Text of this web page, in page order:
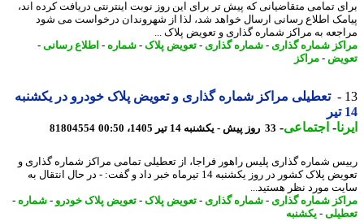
تمامی متقاضیانی که پیش تر برای این روز نوبت اینترنتی دریافت کرده اند،
اطلاع رسانی ارسال خواهد شد، لذا از شهروندان درخواست می شود
به مراکز شماره گذاری و تعویض پلاک ...
شماره گذاری- شماره گذاری- تعویض پلاک -شماره-اطلاع رسانی-
-مراکز
تعطیلی مراکز شماره گذاری و تعویض پلاک خودرو در یکشنبه
-اجتماعی-33 روز پیش - یکشنبه 14 تیر 1405، 00:50 81804554
شماره گذاری پلیس راهور فراجا، از تعطیلی تمامی مراکز شماره گذاری و
تعویض پلاک کشور در روز یکشنبه 14 تیرماه خبر داد و گفت: - در ﺣﺎل اﻧﺘﻘﺎل ﺑﻪ
ﻣﻮرد ﻧﻈﺮ ﻫﺴﺘﯿﺪ...
شماره گذاری- شماره گذاری- تعویض پلاک -تعویض پلاک خودرو-شماره-
-یکشنبه